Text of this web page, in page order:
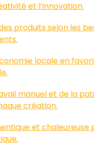
et l’innovation.
produits selon les
locale en
manuel et de la
création.
et chaleureuse